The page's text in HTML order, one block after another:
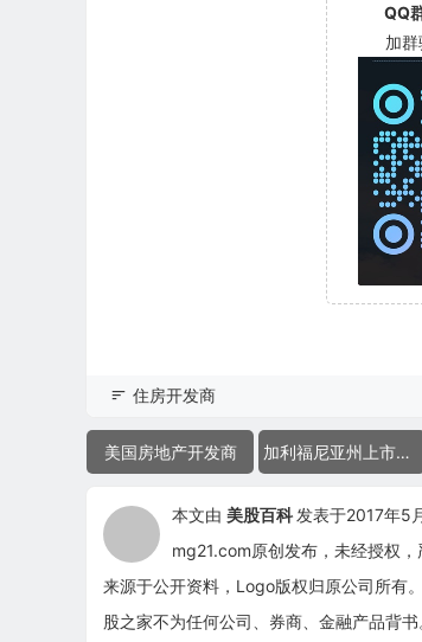
QQ
加
住房开发商
美国房地产开发商 加利福尼亚州上市公司
本文由 美股百科 发表于2017年5
mg21.com原创发布，未经授权
来源于公开资料，Logo版权归原公司所有
股之家不为任何公司、券商、金融产品背